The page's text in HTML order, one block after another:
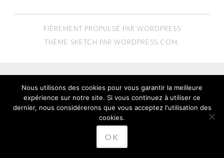
FIÈREMENT PROPULSÉ PAR WORDPRESS
THÈME SKETCH PAR WORDPRESS.COM
Nous utilisons des cookies pour vous garantir la meilleure
expérience sur notre site. Si vous continuez à utiliser ce
dernier, nous considérerons que vous acceptez l'utilisation des
cookies.
OK